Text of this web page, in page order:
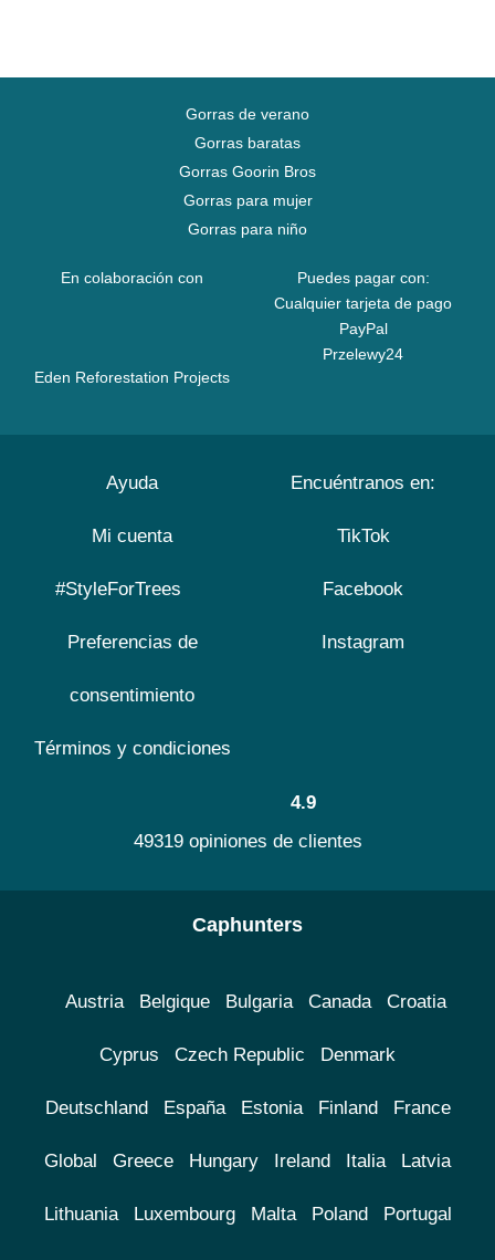
Gorras de verano
Gorras baratas
Gorras Goorin Bros
Gorras para mujer
Gorras para niño
En colaboración con
Eden Reforestation Projects
Puedes pagar con:
Cualquier tarjeta de pago
PayPal
Przelewy24
Ayuda
Mi cuenta
#StyleForTrees
Preferencias de
consentimiento
Términos y condiciones
Encuéntranos en:
TikTok
Facebook
Instagram
4.9
49319 opiniones de clientes
Caphunters
Austria Belgique Bulgaria Canada Croatia
Cyprus Czech Republic Denmark
Deutschland España Estonia Finland France
Global Greece Hungary Ireland Italia Latvia
Lithuania Luxembourg Malta Poland Portugal